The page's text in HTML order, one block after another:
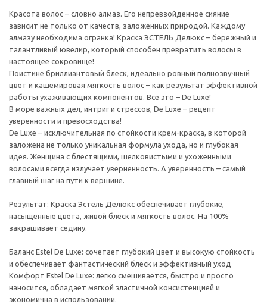
Красота волос – словно алмаз. Его непревзойденное сияние
зависит не только от качеств, заложенных природой. Каждому
алмазу необходима огранка! Краска ЭСТЕЛЬ Делюкс – бережный и
талантливый ювелир, который способен превратить волосы в
настоящее сокровище!
Поистине бриллиантовый блеск, идеально ровный полнозвучный
цвет и кашемировая мягкость волос – как результат эффективной
работы ухаживающих компонентов. Все это – De Luxe!
В море важных дел, интриг и стрессов, De Luxe – рецепт
уверенности и превосходства!
De Luxe – исключительная по стойкости крем-краска, в которой
заложена не только уникальная формула ухода, но и глубокая
идея. Женщина с блестящими, шелковистыми и ухоженными
волосами всегда излучает уверненность. А уверенность – самый
главный шаг на пути к вершине.
Результат: Краска Эстель Делюкс обеспечивает глубокие,
насыщенные цвета, живой блеск и мягкость волос. На 100%
закрашивает седину.
Баланс Estel De Luxe: сочетает глубокий цвет и высокую стойкость
и обеспечивает фантастический блеск и эффективный уход
Комфорт Estel De Luxe: легко смешивается, быстро и просто
наносится, обладает мягкой эластичной консистенцией и
экономична в использовании.